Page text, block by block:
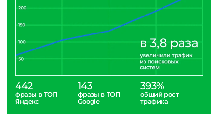
442
фразы в ТОП
Яндекс
143
фразы в ТОП
Google
393%
общий рост
трафика